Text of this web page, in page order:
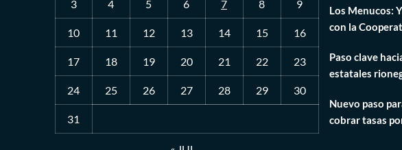
3 4 5 6 7 8 9
10 11 12 13 14 15 16
17 18 19 20 21 22 23
24 25 26 27 28 29 30
31
Los Menucos:
con la
Paso clave
estatales
Nuevo paso
cobrar tasas